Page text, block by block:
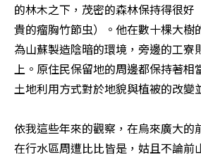
的林木之下，茂密的森林保持得很好
貴的瘤胸竹節虫）。他在數十棵大樹
為山蘇製造陰暗的環境，旁邊的工寮
上。原住民保留地的周邊都保持著相
土地利用方式對於地貌與植被的改變
依我這些年來的觀察，在烏來廣大的
在行水區周遭比比皆是，姑且不論前